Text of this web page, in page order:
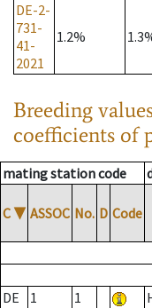
DE-2-
731-
41-
2021
1.2%
Breeding
coefficients of
mating station code
C ▼ ASSOC No. D Code
DE 1 1